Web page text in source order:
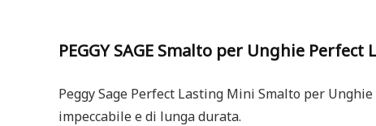
PEGGY SAGE Smalto per Unghie
Peggy Sage Perfect Lasting Mini Smalto per
impeccabile e di lunga durata.